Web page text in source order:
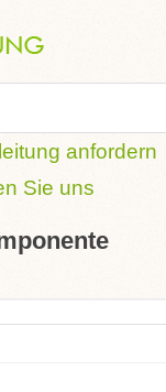
anfordern
Sie uns